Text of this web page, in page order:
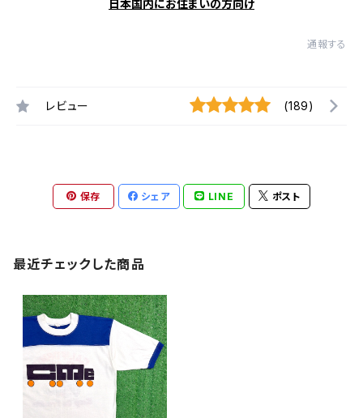
日本国内にお住まいの方向け
通報する
レビュー (189)
保存 シェア LINE ポスト
最近チェックした商品